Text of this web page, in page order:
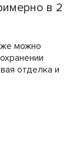
в 2
можно
отделка и